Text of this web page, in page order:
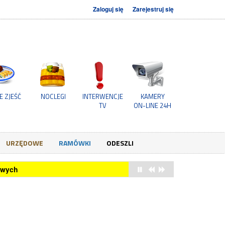
Zaloguj się Zarejestruj się
ZJEŚĆ NOCLEGI
INTERWENCJE
TV
KAMERY
ON-LINE 24H
URZĘDOWE RAMÓWKI ODESZLI